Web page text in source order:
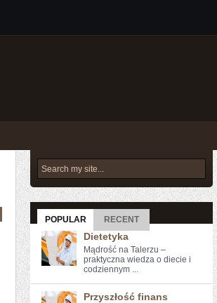
POPULAR RECENT
Dietetyka
Mądrość na Talerzu –
praktyczna wiedza o diecie i
codziennym ...
Przyszłość finans